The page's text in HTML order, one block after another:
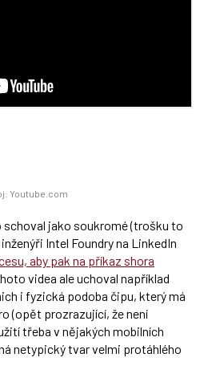
Youtube.com
schoval jako soukromé (trošku to
Intel Foundry na LinkedIn
aby pak na příkaz shora
videa ale uchoval například
i fyzická podoba čipu, který má
(opět prozrazující, že není
třeba v nějakých mobilních
netypický tvar velmi protáhlého